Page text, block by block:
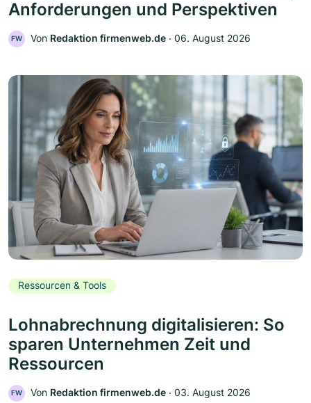
Anforderungen und Perspektiven
FW Von Redaktion firmenweb.de ‧ 06. August 2026
Ressourcen & Tools
Lohnabrechnung digitalisieren: So
sparen Unternehmen Zeit und
Ressourcen
FW Von Redaktion firmenweb.de ‧ 03. August 2026